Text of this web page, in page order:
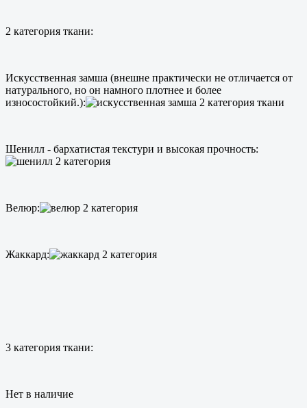
2 категория ткани:
Искусственная замша (внешне практически не отличается от
натурального, но он намного плотнее и более
износостойкий.):
Шенилл - бархатистая текстури и высокая прочность:
Велюр:
Жаккард:
3 категория ткани:
Нет в наличие